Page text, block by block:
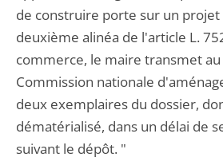
de construire porte sur un projet
deuxième alinéa de l'article L.
commerce, le maire transmet
Commission nationale
deux exemplaires du dossier,
dématérialisé, dans un délai de
suivant le dépôt. "